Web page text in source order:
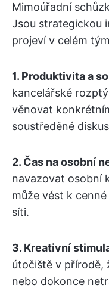
Mimoúřadní
Jsou strategickou
projeví v celém
1. Produktivita a
kancelářské
věnovat
soustředěné
2. Čas na osobní
navazovat osobní
může vést k
síti.
3. Kreativní
útočiště v přírodě,
nebo dokonce